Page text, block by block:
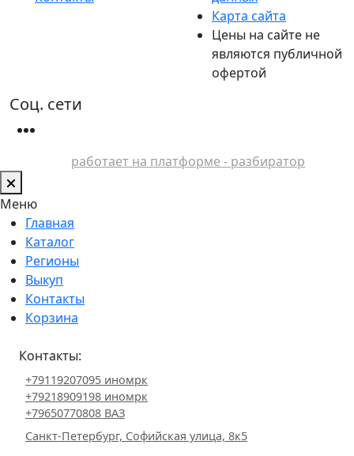
Карта сайта
Цены на сайте не
являются публичной
офертой
Соц. сети
работает на платформе - разбиратор
Меню
Главная
Каталог
Регионы
Выкуп
Контакты
Корзина
Контакты:
+79119207095 иномрк
+79218909198 иномрк
+79650770808 ВАЗ
Санкт-Петербург, Софийская улица, 8к5